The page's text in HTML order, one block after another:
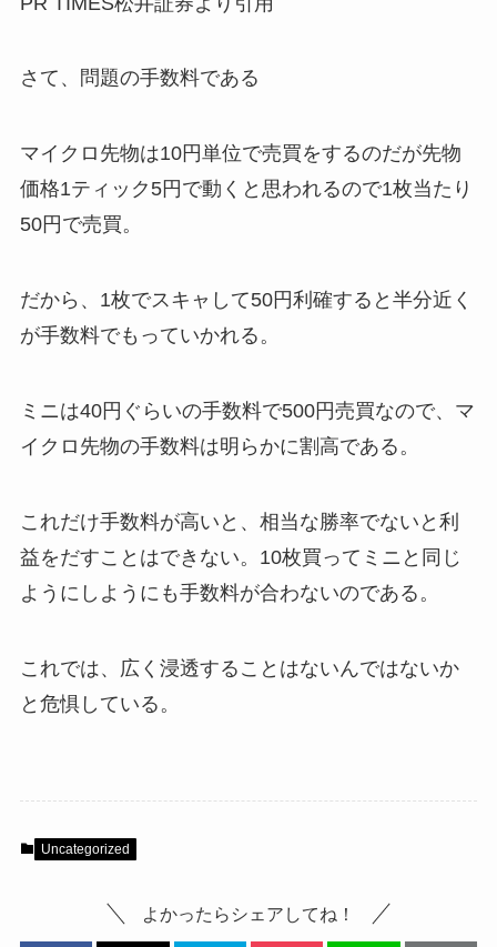
さて、 問題の手数料である
マイクロ先物は10円単位で売買をするのだが先物
価格1ティック5円で動くと思われるので1枚当たり
50円で売買。
だから、1枚でスキャして50円利確すると半分近く
が手数料でもっていかれる。
ミニは40円ぐらいの手数料で500円売買なので、マ
イクロ先物の手数料は明らかに割高である。
これだけ手数料が高いと、相当な勝率でないと利
益をだすことはできない。10枚買ってミニと同じ
ようにしようにも手数料が合わないのである。
これでは、広く浸透することはないんではないか
と危惧している。
Uncategorized
よかったらシェアしてね！